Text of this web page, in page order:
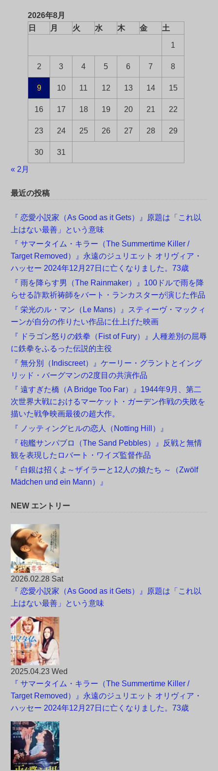
2026年8月
日
月 火 水 木 金 土
1
2 3 4 5 6 7 8
9 10 11 12 13 14 15
16 17 18 19 20 21 22
23 24 25 26 27 28 29
30 31
« 2月
最近の投稿
『 恋愛小説家（As Good as it Gets）』原題は「これ以
上はない最善」という意味
『 サマータイム・キラー（The Summertime Killer /
Target Removed）』永遠のジュリエット オリヴィア・
ハッセー 2024年12月27日に亡くなりました。73歳
『 雨を降らす男（The Rainmaker）』100ドルで雨を降
らせる詐欺祈祷師をバート・ランカスターが演じた作品
『 栄光のル・マン（Le Mans）』スティーヴ・マックィ
ーンが自分の作りたい作品に仕上げた映画
『 ドラゴン怒りの鉄拳（Fist of Fury）』人種差別の屈辱
に鉄拳をふるった伝説的主役
『 無分別（Indiscreet）』ケーリー・グラントとイング
リッド・バーグマンの2度目の共演作品
『 遠すぎた橋（A Bridge Too Far）』1944年9月、第二
次世界大戦におけるマーケット・ガーデン作戦の失敗を
描いた戦争映画最後の超大作。
『 ノッティングヒルの恋人（Notting Hill）』
『 砲艦サンパブロ（The Sand Pebbles）』反戦と無情
観を表現したロバート・ワイズ監督作品
『 白銀は招くよ～ザイラーと12人の娘たち ～（Zwölf
Mädchen und ein Mann）』
NEW エントリー
2026.02.28 Sat
『 恋愛小説家（As Good as it Gets）』原題は「これ以
上はない最善」という意味
2025.04.23 Wed
『 サマータイム・キラー（The Summertime Killer /
Target Removed）』永遠のジュリエット オリヴィア・
ハッセー 2024年12月27日に亡くなりました。73歳